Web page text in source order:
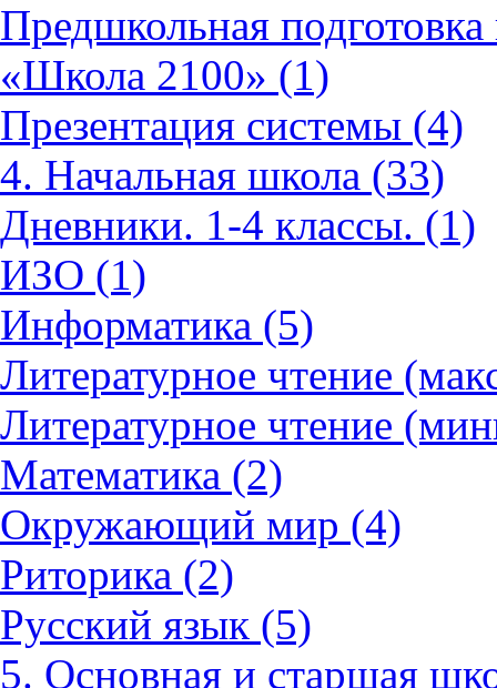
Предшкольная
«Школа 2100» (1)
Презентация системы (4)
4. Начальная школа (33)
Дневники. 1-4 классы. (1)
ИЗО (1)
Информатика (5)
Литературное чтение
Литературное чтение
Математика (2)
Окружающий мир (4)
Риторика (2)
Русский язык (5)
5. Основная и старшая